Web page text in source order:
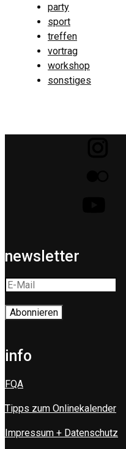
party
sport
treffen
vortrag
workshop
sonstiges
newsletter
info
FQA
Tipps zum Onlinekalender
Impressum + Datenschutz